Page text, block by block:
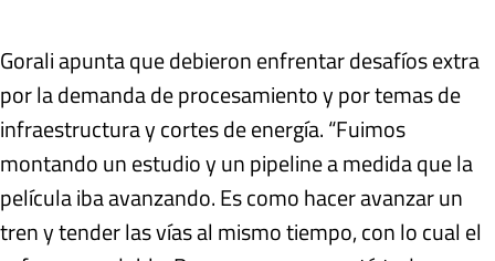
Gorali apunta que debieron enfrentar desafíos extra
por la demanda de procesamiento y por temas de
infraestructura y cortes de energía. “Fuimos
montando un estudio y un pipeline a medida que la
película iba avanzando. Es como hacer avanzar un
tren y tender las vías al mismo tiempo, con lo cual el